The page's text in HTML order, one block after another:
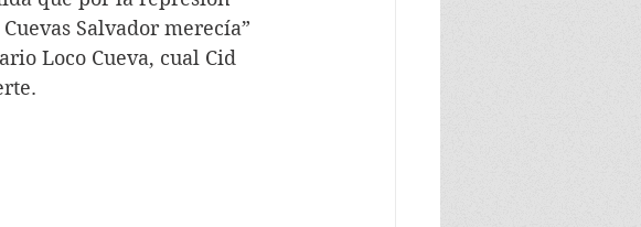
Salvador merecía”
Loco Cueva, cual Cid